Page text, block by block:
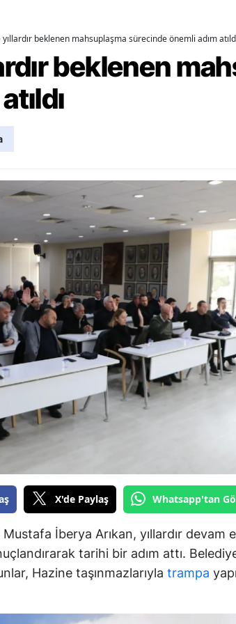
Zonguldak
Bayburt
Batman
Şırnak
Bartın
Ardahan
Iğdır
Yalova
Karabük
Osmaniye
yıllardır beklenen mahsuplaşma sürecinde önemli adım
beklenen
X'de Paylaş Whatsapp'tan
İberya Arıkan, yıllardır devam
tarihi bir adım attı.
Hazine taşınmazlarıyla trampa